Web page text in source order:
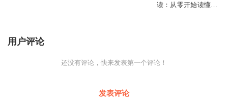
读：从零开始读懂经
用户评论
还没有评论，快来发表第一个评论！
发表评论